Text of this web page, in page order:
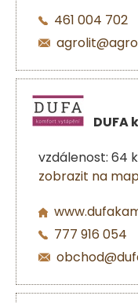
461 004 702
DUFA
vzdálenost: 64
zobrazit na
777 916 054